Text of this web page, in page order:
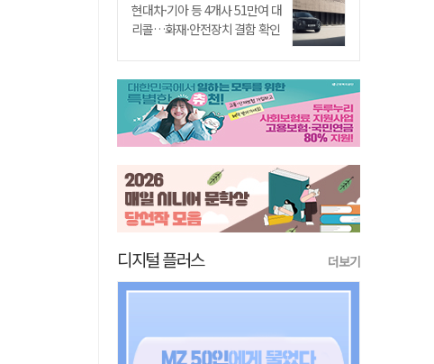
현대차·기아 등 4개사 51만여 대
리콜…화재·안전장치 결함 확인
디지털 플러스 더보기